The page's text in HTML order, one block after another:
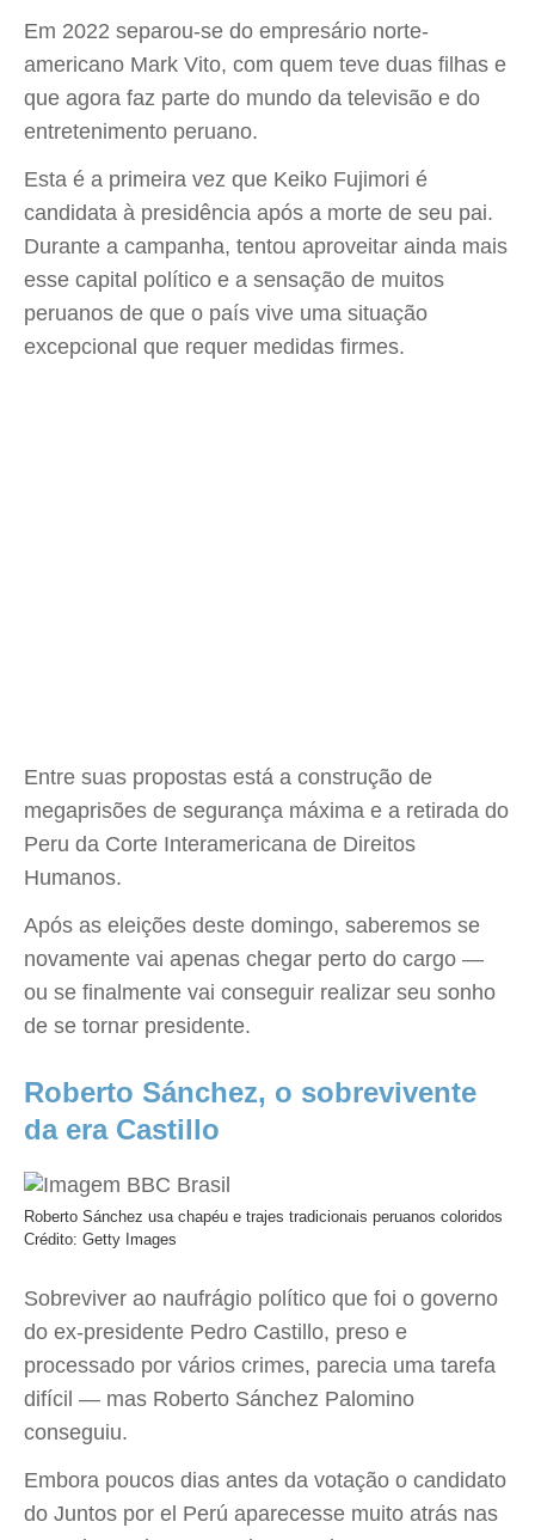
Em 2022 separou-se do empresário norte-
americano Mark Vito, com quem teve duas filhas e
que agora faz parte do mundo da televisão e do
entretenimento peruano.
Esta é a primeira vez que Keiko Fujimori é
candidata à presidência após a morte de seu pai.
Durante a campanha, tentou aproveitar ainda mais
esse capital político e a sensação de muitos
peruanos de que o país vive uma situação
excepcional que requer medidas firmes.
Entre suas propostas está a construção de
megaprisões de segurança máxima e a retirada do
Peru da Corte Interamericana de Direitos
Humanos.
Após as eleições deste domingo, saberemos se
novamente vai apenas chegar perto do cargo —
ou se finalmente vai conseguir realizar seu sonho
de se tornar presidente.
Roberto Sánchez, o sobrevivente
da era Castillo
Roberto Sánchez usa chapéu e trajes tradicionais peruanos coloridos
Crédito: Getty Images
Sobreviver ao naufrágio político que foi o governo
do ex-presidente Pedro Castillo, preso e
processado por vários crimes, parecia uma tarefa
difícil — mas Roberto Sánchez Palomino
conseguiu.
Embora poucos dias antes da votação o candidato
do Juntos por el Perú aparecesse muito atrás nas